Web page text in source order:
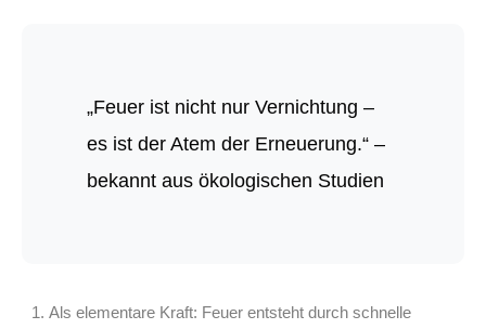
„Feuer ist nicht nur Vernichtung –
es ist der Atem der Erneuerung.“ –
bekannt aus ökologischen Studien
Als elementare Kraft: Feuer entsteht durch schnelle